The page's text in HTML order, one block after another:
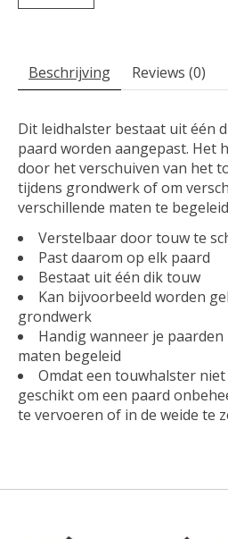
Beschrijving Reviews (0)
Dit leidhalster bestaat uit één
paard worden aangepast. Het
door het verschuiven van het
tijdens grondwerk of om
verschillende maten te
Verstelbaar door touw te
Past daarom op elk paard
Bestaat uit één dik touw
Kan bijvoorbeeld worden
grondwerk
Handig wanneer je
maten begeleid
Omdat een touwhalster
geschikt om een paard
te vervoeren of in de weide te